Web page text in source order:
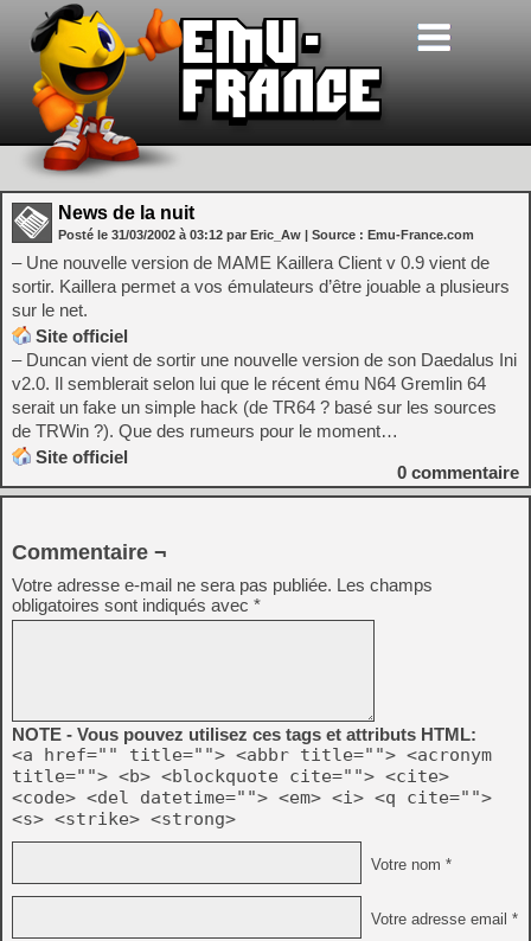
News de la nuit
Posté le 31/03/2002 à 03:12 par Eric_Aw | Source : Emu-France.com
– Une nouvelle version de MAME Kaillera Client v 0.9 vient de
sortir. Kaillera permet a vos émulateurs d’être jouable a plusieurs
sur le net.
Site officiel
– Duncan vient de sortir une nouvelle version de son Daedalus Ini
v2.0. Il semblerait selon lui que le récent ému N64 Gremlin 64
serait un fake un simple hack (de TR64 ? basé sur les sources
de TRWin ?). Que des rumeurs pour le moment…
Site officiel
0 commentaire
Commentaire ¬
Votre adresse e-mail ne sera pas publiée. Les champs
obligatoires sont indiqués avec *
NOTE - Vous pouvez utilisez ces tags et attributs HTML:
<a href="" title=""> <abbr title=""> <acronym
title=""> <b> <blockquote cite=""> <cite>
<code> <del datetime=""> <em> <i> <q cite="">
<s> <strike> <strong>
Votre nom *
Votre adresse email *